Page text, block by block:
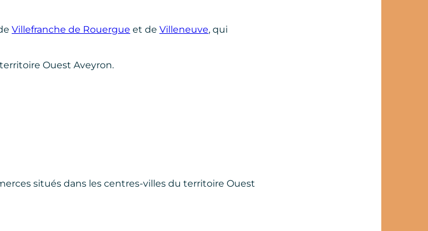
Villefranche de Rouergue et de Villeneuve, qui
Ouest Aveyron.
situés dans les centres-villes du territoire Ouest